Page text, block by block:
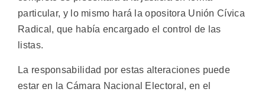
particular, y lo mismo hará la opositora Unión Cívica
Radical, que había encargado el control de las
listas.
La responsabilidad por estas alteraciones puede
estar en la Cámara Nacional Electoral, en el